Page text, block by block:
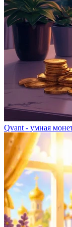
Qvant - умная